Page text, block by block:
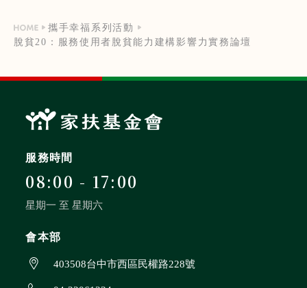
攜手幸福系列活動
脫貧20：服務使用者脫貧能力建構影響力實務論壇
服務時間
08:00 - 17:00
星期一 至 星期六
會本部
403508台中市西區民權路228號